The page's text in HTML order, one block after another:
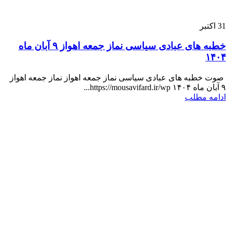
31 اکتبر
خطبه های عبادی سیاسی نماز جمعه اهواز ۹ آبان ماه
۱۴۰۴
صوت خطبه های عبادی سیاسی نماز جمعه اهواز نماز جمعه اهواز
۹ آبان ماه ۱۴۰۴ https://mousavifard.ir/wp...
ادامه مطلب